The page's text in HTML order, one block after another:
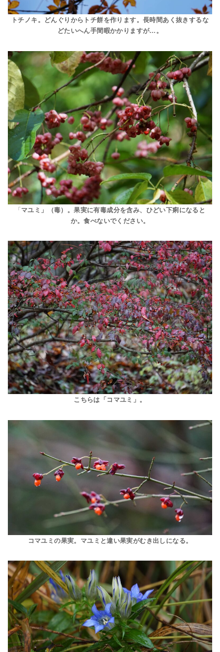
トチノキ。どんぐりからトチ餅を作ります。長時間あく抜きするな
どたいへん手間暇かかりますが…。
「マユミ」（毒）。果実に有毒成分を含み、ひどい下痢になると
か。食べないでください。
こちらは「コマユミ」。
コマユミの果実。マユミと違い果実がむき出しになる。